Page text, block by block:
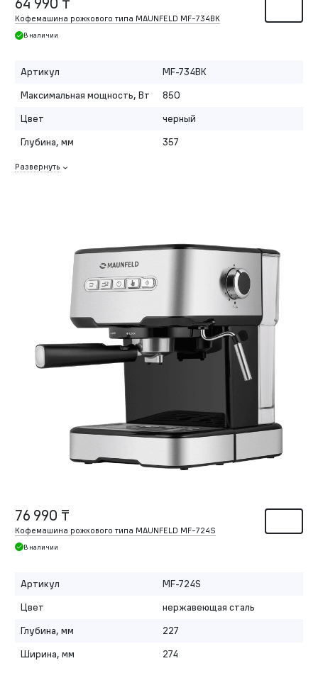
Кофемашина рожкового типа MAUNFELD MF-734BK
В наличии
Артикул
MF-734BK
Максимальная мощность, Вт
850
Цвет
черный
Глубина, мм
357
Развернуть
76 990 ₸
Кофемашина рожкового типа MAUNFELD MF-724S
В наличии
Артикул
MF-724S
Цвет
нержавеющая сталь
Глубина, мм
227
Ширина, мм
274